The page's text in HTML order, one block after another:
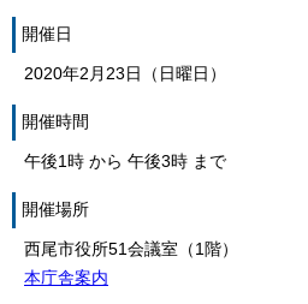
開催日
2020年2月23日（日曜日）
開催時間
午後1時 から 午後3時 まで
開催場所
西尾市役所51会議室（1階）
本庁舎案内